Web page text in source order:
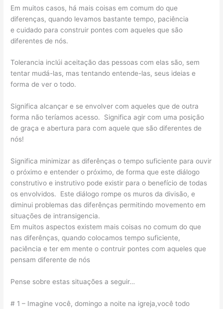
Em muitos casos, há mais coisas em comum do que
diferenças, quando levamos bastante tempo, paciência
e cuidado para construir pontes com aqueles que são
diferentes de nós.
Tolerancia inclúi aceitação das pessoas com elas são, sem
tentar mudá-las, mas tentando entende-las, seus ideias e
forma de ver o todo.
Significa alcançar e se envolver com aqueles que de outra
forma não teríamos acesso. Significa agir com uma posição
de graça e abertura para com aquele que são diferentes de
nós!
Significa minimizar as diferênças o tempo suficiente para ouvir
o próximo e entender o próximo, de forma que este diálogo
construtivo e instrutivo pode existir para o benefício de todas
os envolvidos. Este diálogo rompe os muros da divisão, e
diminui problemas das diferênças permitindo movemento em
situações de intransigencia.
Em muitos aspectos existem mais coisas no comum do que
nas diferênças, quando colocamos tempo suficiente,
paciência e ter em mente o contruir pontes com aqueles que
pensam diferente de nós
Pense sobre estas situações a seguir…
# 1 – Imagine você, domingo a noite na igreja,você todo